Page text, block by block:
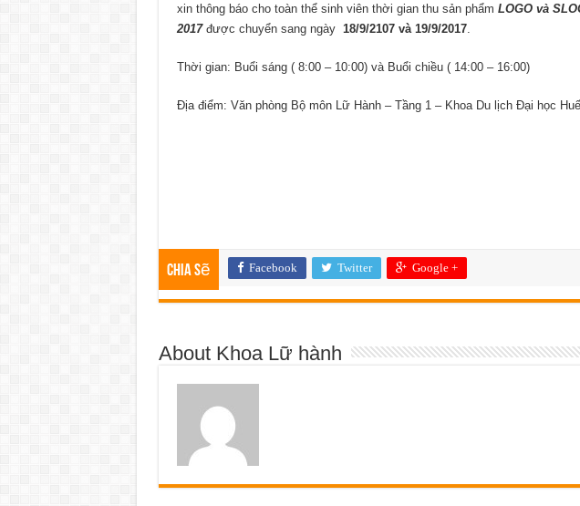
xin thông báo cho toàn thể sinh viên thời gian thu sản phẩm LOGO và
2017được chuyển sang ngày 18/9/2107 và 19/9/2017.
Thời gian: Buổi sáng ( 8:00 – 10:00) và Buổi chiều ( 14:00 – 16:00)
Địa điểm: Văn phòng Bộ môn Lữ Hành – Tầng 1 – Khoa Du lịch Đại học Huế
Chia sẽ Facebook Twitter Google +
About Khoa Lữ hành